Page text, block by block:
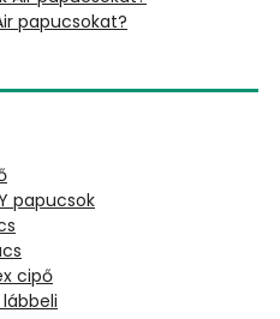
papucsokat?
papucsok
cipő